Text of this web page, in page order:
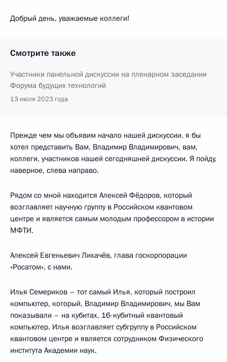
Добрый день, уважаемые коллеги!
Смотрите также
Участники панельной дискуссии на пленарном заседании
Форума будущих технологий
13 июля 2023 года
Прежде чем мы объявим начало нашей дискуссии, я бы
хотел представить Вам, Владимир Владимирович, вам,
коллеги, участников нашей сегодняшней дискуссии. Я пойду,
наверное, слева направо.
Рядом со мной находится Алексей Фёдоров, который
возглавляет научную группу в Российском квантовом
центре и является самым молодым профессором в истории
МФТИ.
Алексей Евгеньевич Лихачёв, глава госкорпорации
«Росатом», с нами.
Илья Семериков – тот самый Илья, который построил
компьютер, который, Владимир Владимирович, мы Вам
показывали – на кубитах, 16-кубитный квантовый
компьютер. Илья возглавляет субгруппу в Российском
квантовом центре и является сотрудником Физического
института Академии наук.